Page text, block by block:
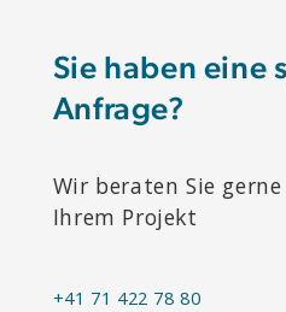
Sie haben eine
Anfrage?
Wir beraten Sie
Ihrem Projekt
+41 71 422 78 80